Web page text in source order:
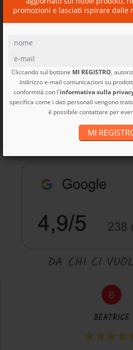
promozioni e lasciati ispirare dalle
Cliccando sul bottone MI REGISTRO,
indirizzo e-mail comunicazioni su
conformità con l'informativa sulla
specifica come i dati personali vengono
è possibile contattare per
MI
REGALO
Borsa viaggio Black Hole
Black Hole MLC Patagonia
DA CHI CI
B
BEATRICE